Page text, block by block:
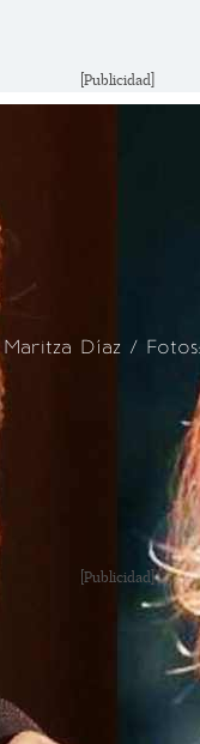
[Publicidad]
Díaz /
[Publicidad]